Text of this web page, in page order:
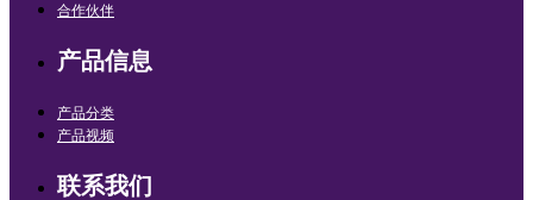
合作伙伴
产品信息
产品分类
产品视频
联系我们